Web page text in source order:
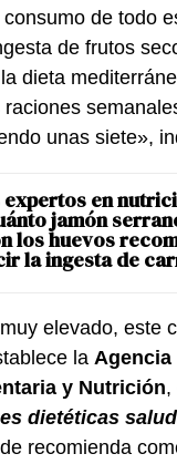
de todo
de frutos
dieta
unas siete»,
expertos en
jamón
los huevos
la ingesta de
elevado, este
la Agencia
y Nutrición,
dietéticas
recomienda